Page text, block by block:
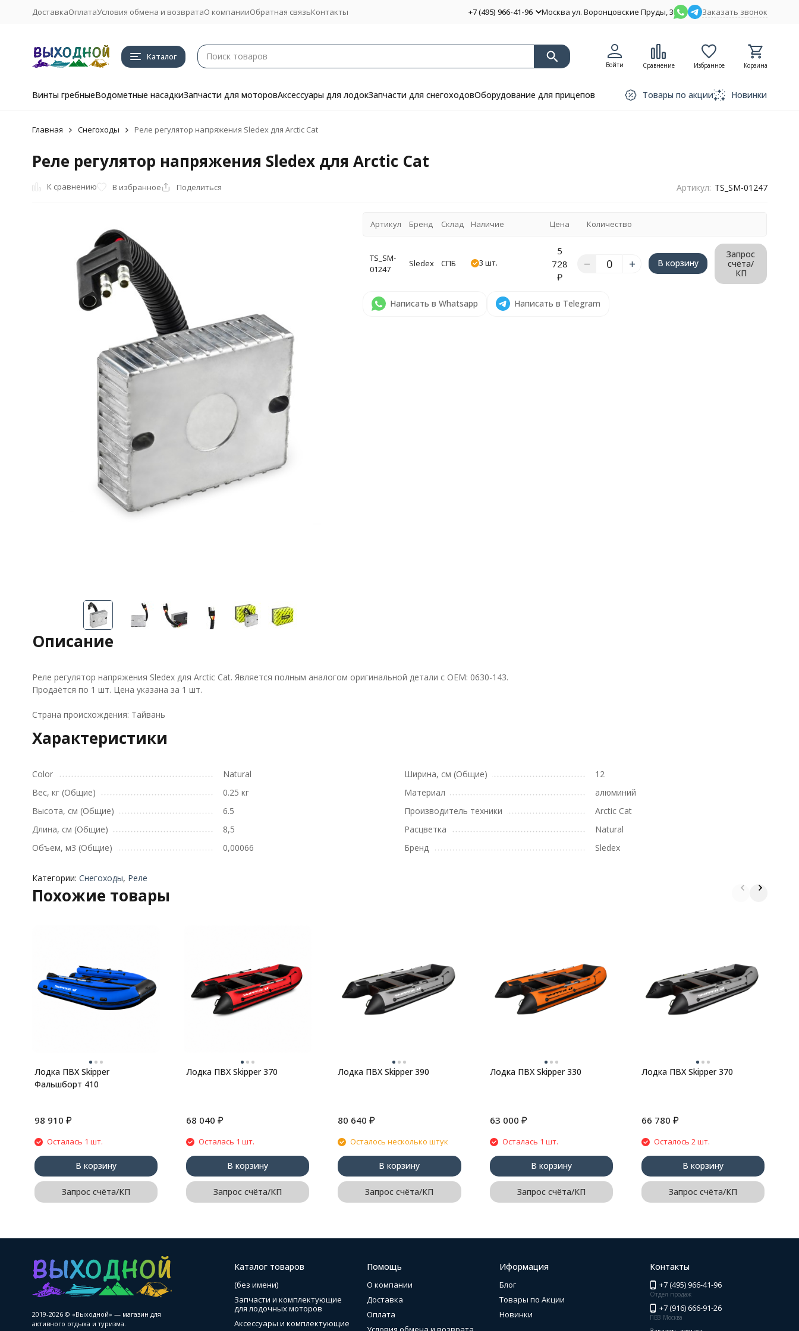
ДоставкаОплатаУсловия обмена и возвратаО компанииОбратная связьКонтакты +7 (495) 966-41-96 Москва ул. Воронцовские Пруды, 3 Заказать звонок
Каталог
Войти Сравнение Избранное Корзина
Винты гребныеВодометные насадкиЗапчасти для моторовАксессуары для лодокЗапчасти для снегоходовОборудование для прицепов Товары по акции Новинки
Главная Снегоходы Реле регулятор напряжения Sledex для Arctic Cat
Реле регулятор напряжения Sledex для Arctic Cat
К сравнению В избранное Поделиться Артикул: TS_SM-01247
Артикул Бренд Склад Наличие Цена Количество
TS_SM-
01247
Sledex СПБ 3 шт.
5
728
₽
В корзину
Запрос
счёта/
КП
Написать в Whatsapp Написать в Telegram
Описание
Реле регулятор напряжения Sledex для Arctic Cat. Является полным аналогом оригинальной детали с ОЕМ: 0630-143.
Продаётся по 1 шт. Цена указана за 1 шт.
Страна происхождения: Тайвань
Характеристики
Color
Natural
Вес, кг (Общие)
0.25 кг
Высота, см (Общие)
6.5
Длина, см (Общие)
8,5
Объем, м3 (Общие)
0,00066
Ширина, см (Общие)
12
Материал
алюминий
Производитель техники
Arctic Cat
Расцветка
Natural
Бренд
Sledex
Категории: Снегоходы, Реле
Похожие товары
Лодка ПВХ Skipper
Фальшборт 410
98 910 ₽
Осталась 1 шт.
В корзину
Запрос счёта/КП
Лодка ПВХ Skipper 370
68 040 ₽
Осталась 1 шт.
В корзину
Запрос счёта/КП
Лодка ПВХ Skipper 390
80 640 ₽
Осталось несколько штук
В корзину
Запрос счёта/КП
Лодка ПВХ Skipper 330
63 000 ₽
Осталась 1 шт.
В корзину
Запрос счёта/КП
Лодка ПВХ Skipper 370
66 780 ₽
Осталось 2 шт.
В корзину
Запрос счёта/КП
2019-2026 © «Выходной» — магазин для
активного отдыха и туризма.
Каталог товаров
(без имени)
Запчасти и комплектующие
для лодочных моторов
Аксессуары и комплектующие
Помощь
О компании
Доставка
Оплата
Иформация
Блог
Товары по Акции
Новинки
Контакты
+7 (495) 966-41-96
Отдел продаж
+7 (916) 666-91-26
ПВЗ Москва